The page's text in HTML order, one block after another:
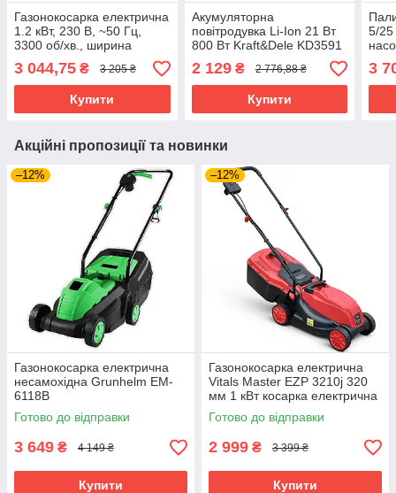
Газонокосарка електрична
1.2 кВт, 230 В, ~50 Гц,
3300 об/хв., ширина
захвату - 320 мм, висота
зрізу - 27/45/52
3 044,75 ₴ 3 205 ₴
Купити
Акумуляторна
повітродувка Li-Ion 21 Вт
800 Вт Kraft&Dele KD3591
автономний пістолетний
повітродув бездротова
повітродувка
2 129₴ 2 776,88 ₴
Купити
5/
3
Акційні пропозиції та новинки
–12%
Газонокосарка електрична
несамохідна Grunhelm EM-
6118B
Готово до відправки
3 649 ₴ 4 149 ₴
Купити
–12%
Газонокосарка електрична
Vitals Master EZP 3210j 320
мм 1 кВт косарка електрична
для косіння газонокосарка
для приватного будинку
Готово до відправки
2 999 ₴ 3 399 ₴
Купити